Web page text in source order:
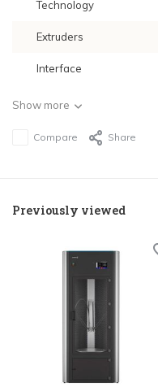
Technology
Extruders
Interface
Show more
Compare Share
Previously viewed